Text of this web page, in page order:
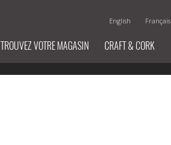
English Français
TROUVEZ VOTRE MAGASIN CRAFT & CORK